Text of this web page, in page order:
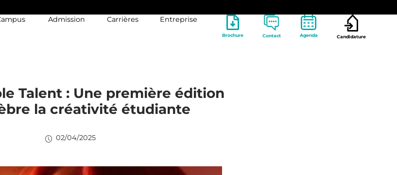
Admission Carrières Entreprise
Brochure Contact Agenda Candidature
Talent : Une première édition
la créativité étudiante
02/04/2025